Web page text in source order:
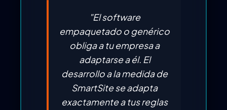
"El software
empaquetado o genérico
obliga a tu empresa a
adaptarse a él. El
desarrollo a la medida de
SmartSite se adapta
exactamente a tus reglas